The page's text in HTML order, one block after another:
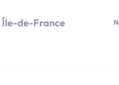
Île-de-France